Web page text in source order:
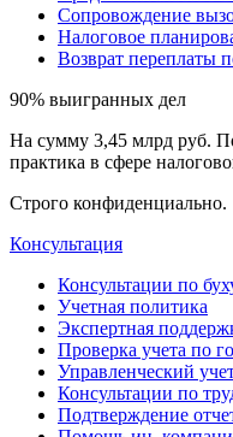
Сопровождение
Налоговое
Возврат переплаты
90% выигранных дел
На сумму 3,45 млрд руб.
практика в сфере
Строго конфиденциально.
Консультация
Консультации по
Учетная политика
Экспертная
Проверка учета по
Управленческий
Консультации по
Подтверждение